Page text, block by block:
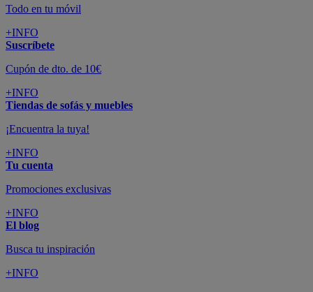
Todo en tu móvil
+INFO
Suscríbete
Cupón de dto. de 10€
+INFO
Tiendas de sofás y muebles
¡Encuentra la tuya!
+INFO
Tu cuenta
Promociones exclusivas
+INFO
El blog
Busca tu inspiración
+INFO